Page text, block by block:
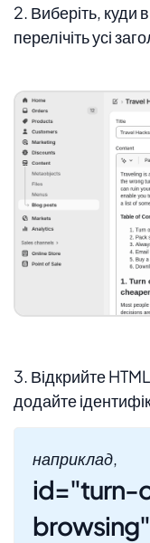
2. Виберіть, куди
перелічіть усі
3. Відкрийте
додайте
наприклад,
id="turn-